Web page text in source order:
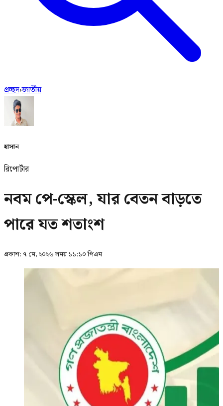
প্রচ্ছদ›জাতীয়
হাসান
রিপোর্টার
নবম পে-স্কেল, যার বেতন বাড়তে
পারে যত শতাংশ
প্রকাশ: ৭ মে, ২০২৬ সময় ১১:১০ পিএম